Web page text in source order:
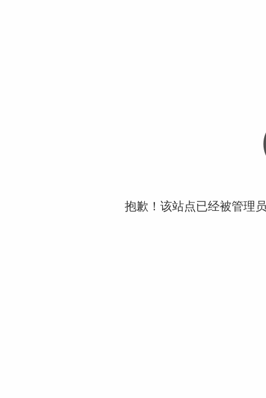
抱歉！该站点已经被管理